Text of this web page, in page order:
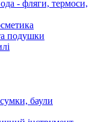
- фляги, термоси,
подушки
баули